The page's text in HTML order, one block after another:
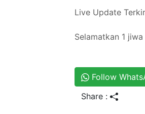
Live Update
Selamatkan 1
Follow
Share :